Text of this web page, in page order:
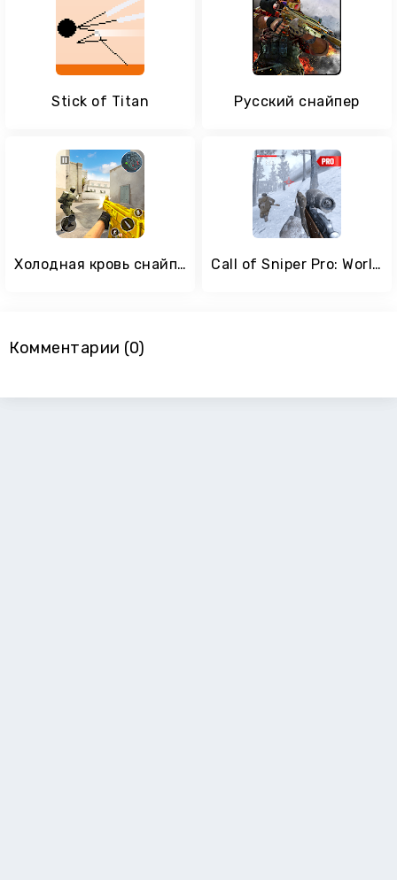
Stick of Titan Русский снайпер
Холодная кровь снайперской стрельбы Call of Sniper Pro: World War 2 Sniper Games
Комментарии (0)